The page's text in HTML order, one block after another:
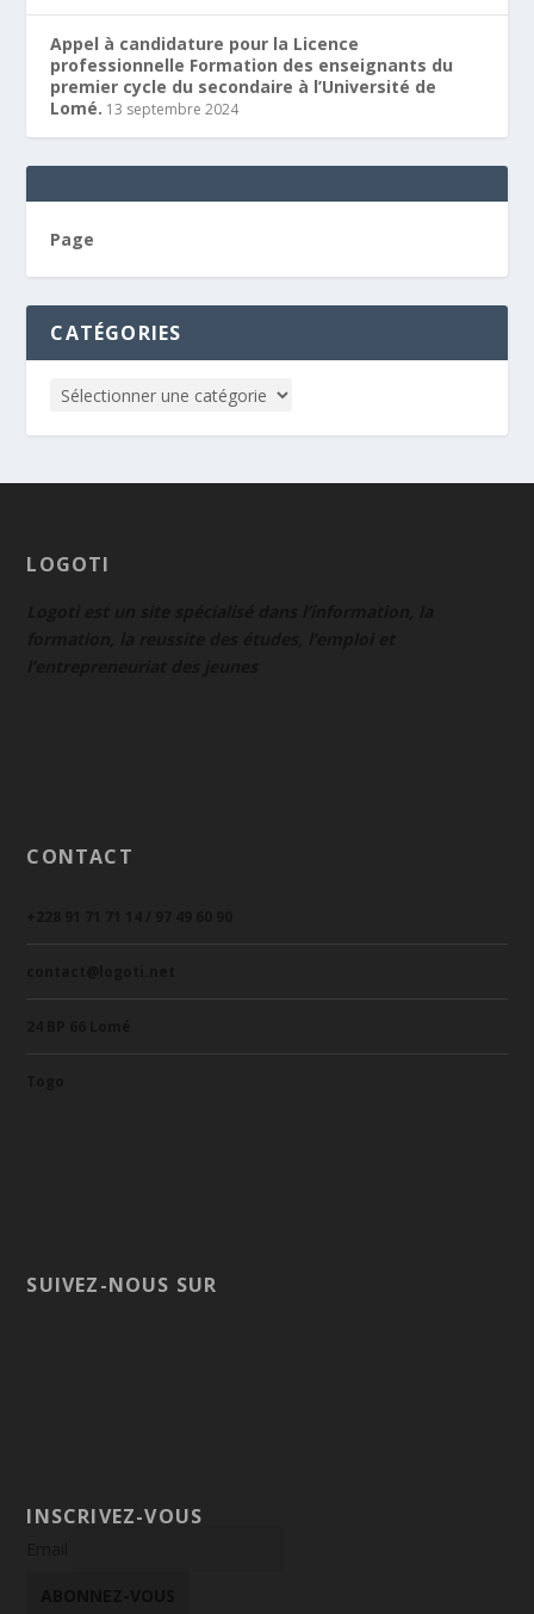
Appel à candidature pour la Licence
professionnelle Formation des enseignants du
premier cycle du secondaire à l’Université de
Lomé. 13 septembre 2024
Page
CATÉGORIES
LOGOTI
CONTACT
SUIVEZ-NOUS SUR
INSCRIVEZ-VOUS